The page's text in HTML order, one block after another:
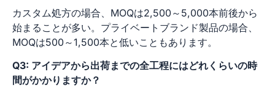
カスタム処方の場合、MOQは2,500～5,000本前後から
始まることが多い。プライベートブランド製品の場合、
MOQは500～1,500本と低いこともあります。
Q3: アイデアから出荷までの全工程にはどれくらいの時
間がかかりますか？